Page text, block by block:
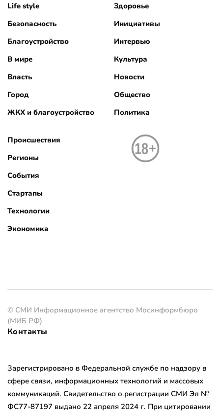
Life style
Безопасность
Благоустройство
В мире
Власть
Город
ЖКХ и благоустройство
Здоровье
Инициативы
Интервью
Культура
Новости
Общество
Политика
Происшествия
Регионы
События
Стартапы
Технологии
Экономика
© СМИ Информационное агентство Мосинформбюро
(МИБ РФ)
Контакты
Зарегистрировано в Федеральной службе по надзору в
сфере связи, информационных технологий и массовых
коммуникаций. Свидетельство о регистрации СМИ Эл №
ФС77-87197 выдано 22 апреля 2024 г. При цитировании